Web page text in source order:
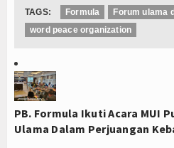
TAGS: Formula
Forum ulama
word peace organization
PB. Formula Ikuti Acara MUI
Ulama Dalam Perjuangan